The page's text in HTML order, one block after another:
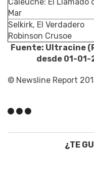
Mar
Selkirk, El Verdadero
Robinson Crusoe
Fuente: Ultracine
desde 01-
© Newsline Report
¿TE